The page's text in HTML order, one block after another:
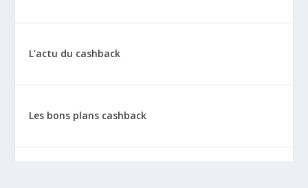
L’actu du cashback
Les bons plans cashback